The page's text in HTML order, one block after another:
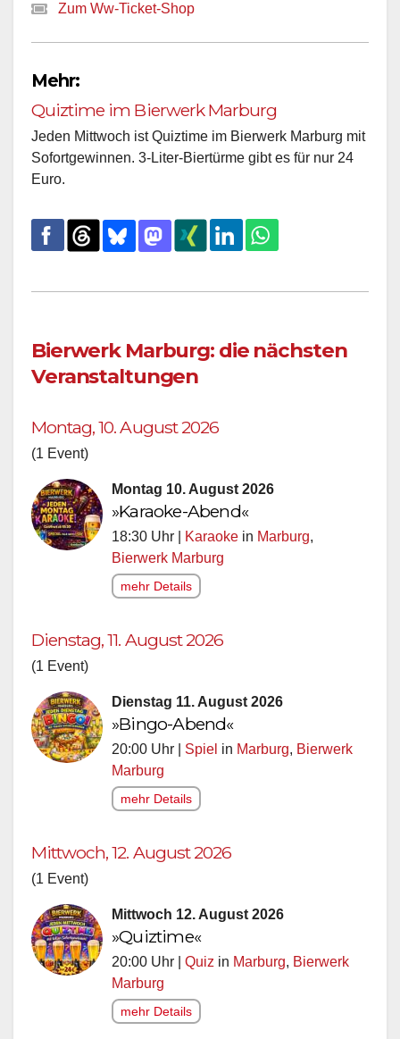
Zum Ww-Ticket-Shop
Mehr:
Quiztime im Bierwerk Marburg
Jeden Mittwoch ist Quiztime im Bierwerk Marburg mit
Sofortgewinnen. 3-Liter-Biertürme gibt es für nur 24
Euro.
Bierwerk Marburg: die nächsten
Veranstaltungen
Montag, 10. August 2026
(1 Event)
Montag 10. August 2026
»Karaoke-Abend«
18:30 Uhr | Karaoke in Marburg,
Bierwerk Marburg
mehr Details
Dienstag, 11. August 2026
(1 Event)
Dienstag 11. August 2026
»Bingo-Abend«
20:00 Uhr | Spiel in Marburg, Bierwerk
Marburg
mehr Details
Mittwoch, 12. August 2026
(1 Event)
Mittwoch 12. August 2026
»Quiztime«
20:00 Uhr | Quiz in Marburg, Bierwerk
Marburg
mehr Details